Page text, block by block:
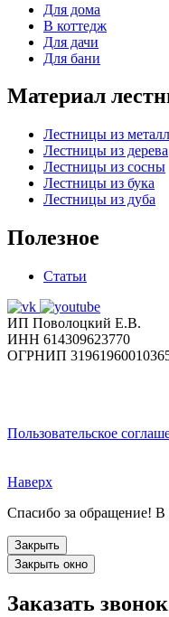
Для дома
В коттедж
Для дачи
Для бани
Материал
Лестницы из
Лестницы из дерева
Лестницы из сосны
Лестницы из бука
Лестницы из дуба
Полезное
Статьи
ИП Поволоцкий Е.В.
ИНН 614309623770
ОГРНИП
Пользовательское
Наверх
Спасибо за обращение! В
Закрыть
Закрыть окно
Заказать звонок